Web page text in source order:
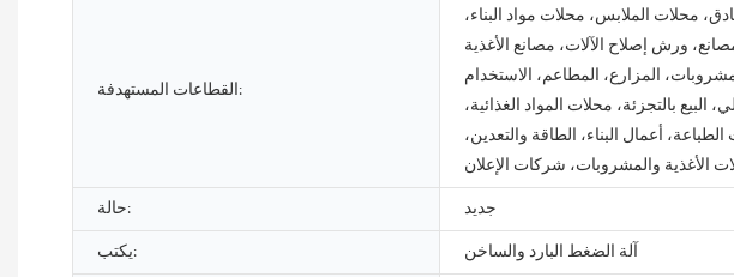
القطاعات المستهدفة:
محلات الملابس، محلات مواد البناء،
ورش إصلاح الآلات، مصانع الأغذية
المزارع، المطاعم، الاستخدام
البيع بالتجزئة، محلات المواد الغذائية،
أعمال البناء، الطاقة والتعدين،
الأغذية والمشروبات، شركات الإعلان
حالة: جديد
يكتب:
آلة الضغط البارد والساخن